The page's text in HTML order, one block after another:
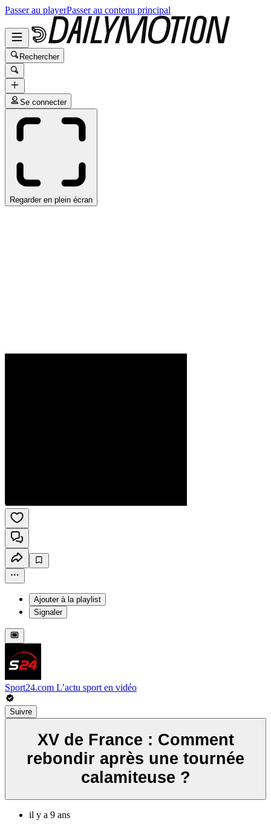
Passer au playerPasser au contenu principal
Rechercher
Se connecter
Regarder en plein écran
Ajouter à la playlist
Signaler
Sport24.com L’actu sport en vidéo
Suivre
XV de France : Comment
rebondir après une tournée
calamiteuse ?
il y a 9 ans